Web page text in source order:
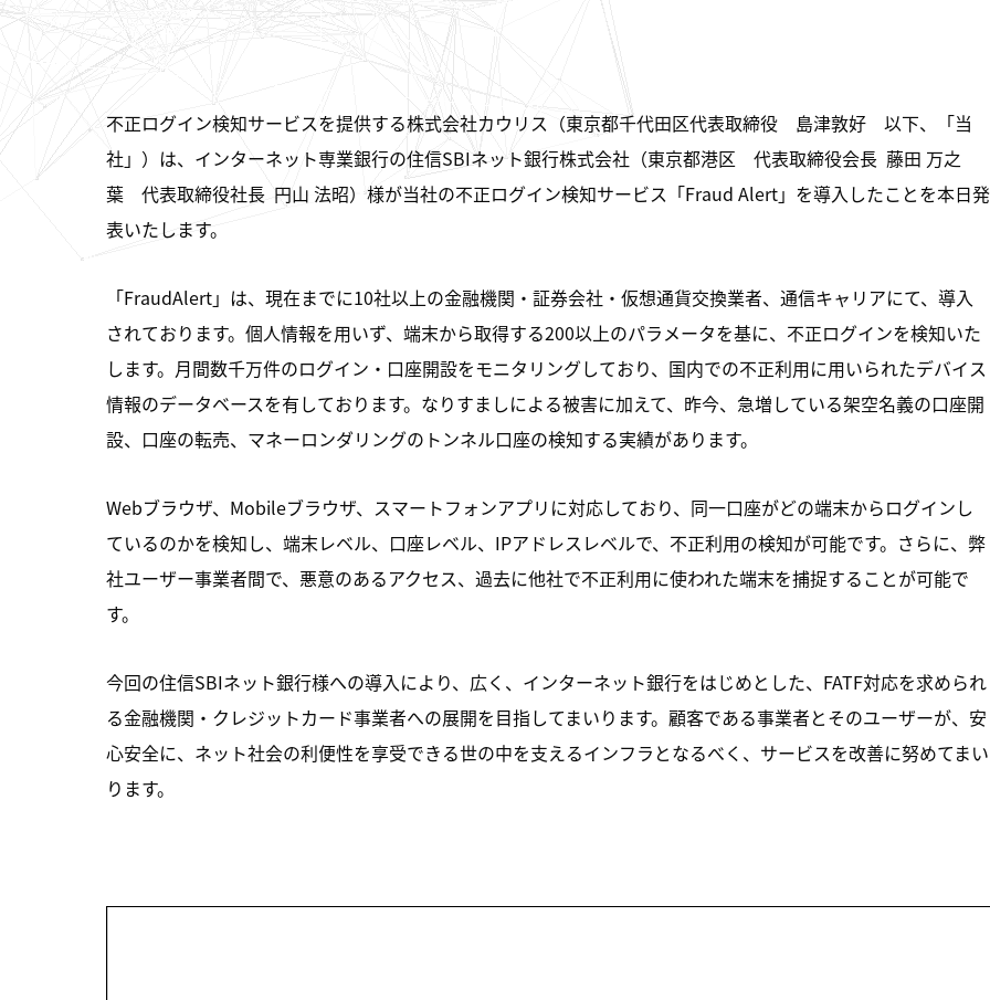
不正ログイン検知サービスを提供する株式会社カウリス（東京都千代田区代表取締役 島津敦好 以下、「当
社」）は、インターネット専業銀行の住信SBIネット銀行株式会社（東京都港区 代表取締役会長 藤田 万之
葉 代表取締役社長 円山 法昭）様が当社の不正ログイン検知サービス「Fraud Alert」を導入したことを本日発
表いたします。
「FraudAlert」は、現在までに10社以上の金融機関・証券会社・仮想通貨交換業者、通信キャリアにて、導入
されております。個人情報を用いず、端末から取得する200以上のパラメータを基に、不正ログインを検知いた
します。月間数千万件のログイン・口座開設をモニタリングしており、国内での不正利用に用いられたデバイス
情報のデータベースを有しております。なりすましによる被害に加えて、昨今、急増している架空名義の口座開
設、口座の転売、マネーロンダリングのトンネル口座の検知する実績があります。
Webブラウザ、Mobileブラウザ、スマートフォンアプリに対応しており、同一口座がどの端末からログインし
ているのかを検知し、端末レベル、口座レベル、IPアドレスレベルで、不正利用の検知が可能です。さらに、弊
社ユーザー事業者間で、悪意のあるアクセス、過去に他社で不正利用に使われた端末を捕捉することが可能で
す。
今回の住信SBIネット銀行様への導入により、広く、インターネット銀行をはじめとした、FATF対応を求められ
る金融機関・クレジットカード事業者への展開を目指してまいります。顧客である事業者とそのユーザーが、安
心安全に、ネット社会の利便性を享受できる世の中を支えるインフラとなるべく、サービスを改善に努めてまい
ります。